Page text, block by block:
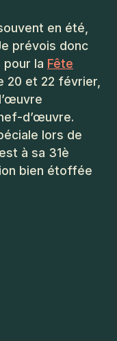
en été,
prévois donc
pour la Fête
20 et 22 février,
d’œuvre.
lors de
à sa 31è
bien étoffée